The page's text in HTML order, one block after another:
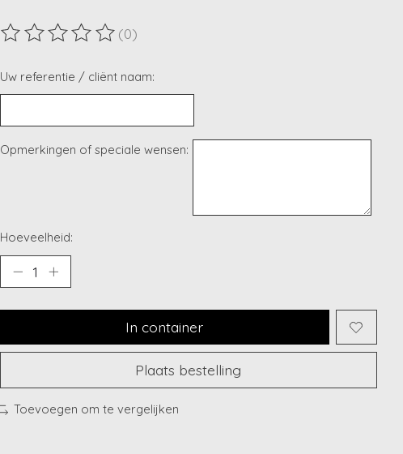
De beoordeling van dit product is
(0)
Uw referentie / cliënt naam:
Opmerkingen of speciale wensen:
Hoeveelheid:
In container
Plaats bestelling
Toevoegen om te vergelijken